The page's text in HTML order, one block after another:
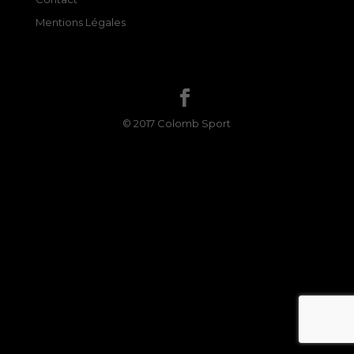
Mentions Légales
© 2017 Colomb Sport